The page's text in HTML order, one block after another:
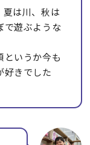
夏は川、秋は
で遊ぶような
というか今も
好きでした